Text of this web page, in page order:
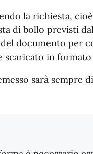
la richiesta,
di bollo previsti
documento per
scaricato in
sarà sempre